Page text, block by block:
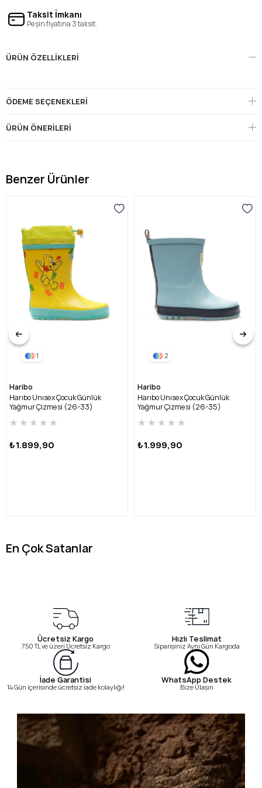
Taksit İmkanı
Peşin fiyatına 3 taksit.
ÜRÜN ÖZELLIKLERI
ÖDEME SEÇENEKLERI
ÜRÜN ÖNERILERI
Benzer Ürünler
1
Haribo
Harıbo Unısex Çocuk Günlük
Yağmur Çizmesi (26-33)
★ ★ ★ ★ ★
₺1.899,90
2
Haribo
Harıbo Unısex Çocuk Günlük
Yağmur Çizmesi (26-35)
★ ★ ★ ★ ★
₺1.999,90
En Çok Satanlar
Ücretsiz Kargo
750 TL ve üzeri Ücretsiz Kargo
Hızlı Teslimat
Siparişiniz Aynı Gün Kargoda
İade Garantisi
14 Gün içerisinde ücretsiz iade kolaylığı!
WhatsApp Destek
Bize Ulaşın